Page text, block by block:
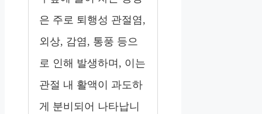
은 주로 퇴행성 관절염,
외상, 감염, 통풍 등으
로 인해 발생하며, 이는
관절 내 활액이 과도하
게 분비되어 나타납니